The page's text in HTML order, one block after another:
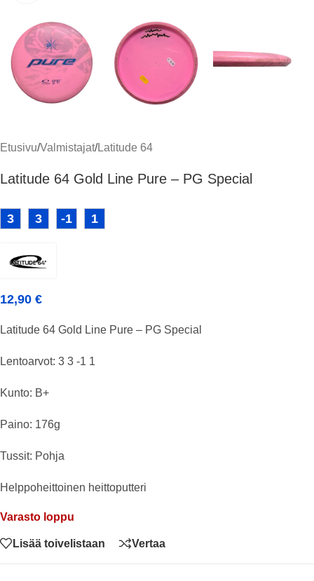
Etusivu/Valmistajat/Latitude 64
Latitude 64 Gold Line Pure – PG Special
3 3 -1 1
12,90 €
Latitude 64 Gold Line Pure – PG Special
Lentoarvot: 3 3 -1 1
Kunto: B+
Paino: 176g
Tussit: Pohja
Helppoheittoinen heittoputteri
Varasto loppu
Lisää toivelistaan Vertaa